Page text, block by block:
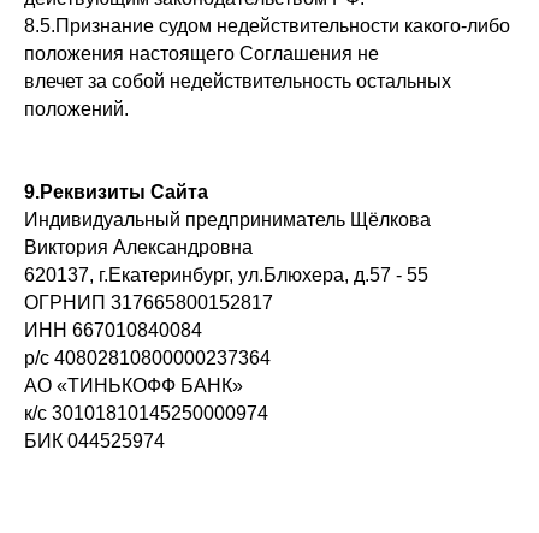
8.5.Признание судом недействительности какого-либо
положения настоящего Соглашения не
влечет за собой недействительность остальных
положений.
9.Реквизиты Сайта
Индивидуальный предприниматель Щёлкова
Виктория Александровна
620137, г.Екатеринбург, ул.Блюхера, д.57 - 55
ОГРНИП 317665800152817
ИНН 667010840084
р/с 40802810800000237364
АО «ТИНЬКОФФ БАНК»
к/с 30101810145250000974
БИК 044525974